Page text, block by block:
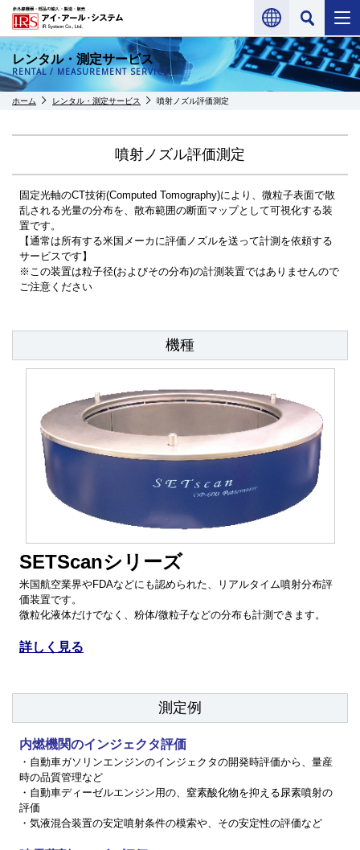
レンタル・測定サービス
RENTAL / MEASUREMENT SERVICE
ホーム レンタル・測定サービス 噴射ノズル評価測定
噴射ノズル評価測定
固定光軸のCT技術(Computed Tomography)により、微粒子表面で散
乱される光量の分布を、散布範囲の断面マップとして可視化する装
置です。
【通常は所有する米国メーカに評価ノズルを送って計測を依頼する
サービスです】
※この装置は粒子径(およびその分布)の計測装置ではありませんので
ご注意ください
機種
SETScanシリーズ
米国航空業界やFDAなどにも認められた、リアルタイム噴射分布評
価装置です。
微粒化液体だけでなく、粉体/微粒子などの分布も計測できます。
詳しく見る
測定例
内燃機関のインジェクタ評価
・自動車ガソリンエンジンのインジェクタの開発時評価から、量産
時の品質管理など
・自動車ディーゼルエンジン用の、窒素酸化物を抑える尿素噴射の
評価
・気液混合装置の安定噴射条件の模索や、その安定性の評価など